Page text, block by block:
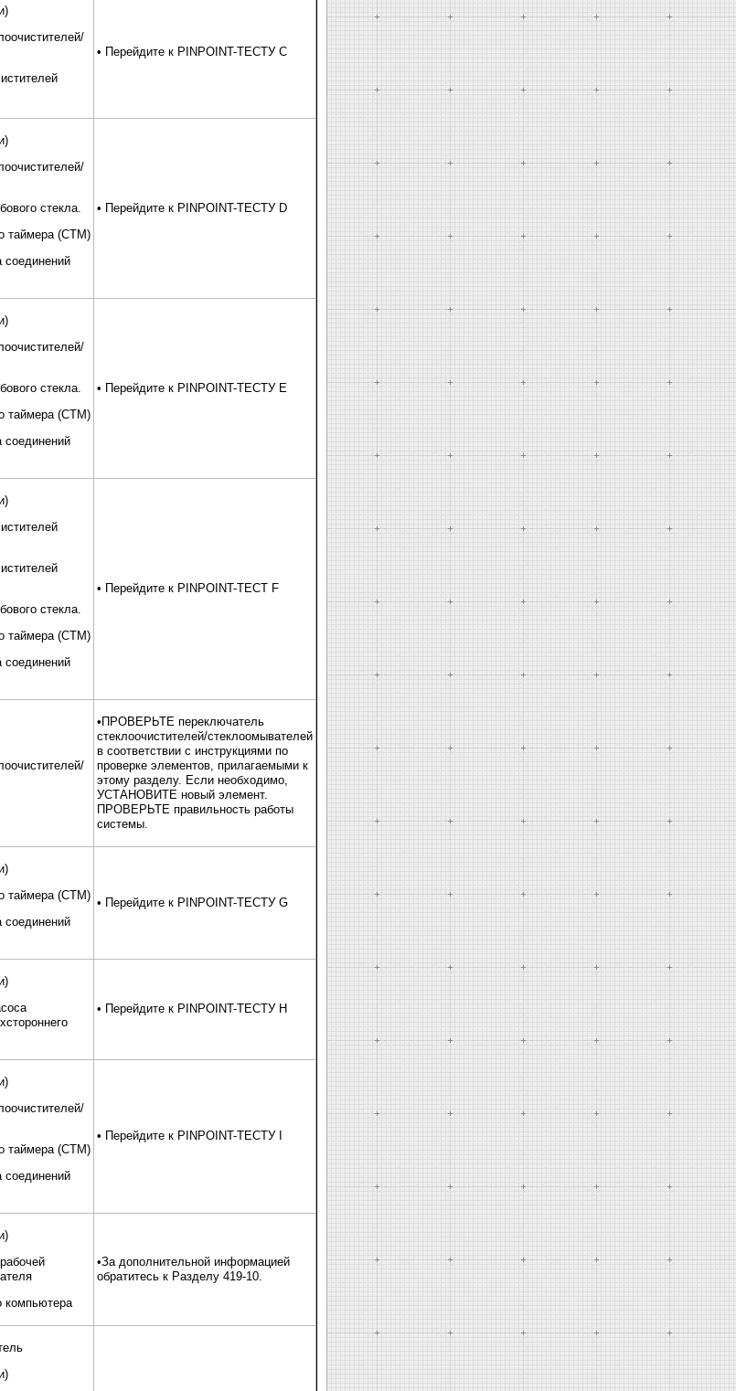
• Перейдите к PINPOINT-ТЕСТУ C
стекла.
таймера (CTM)
соединений
• Перейдите к PINPOINT-ТЕСТУ D
стекла.
таймера (CTM)
соединений
• Перейдите к PINPOINT-ТЕСТУ E
стекла.
таймера (CTM)
соединений
• Перейдите к PINPOINT-ТЕСТ F
•ПРОВЕРЬТЕ переключатель
стеклоочистителей/стеклоомывателей
в соответствии с инструкциями по
проверке элементов, прилагаемыми к
этому разделу. Если необходимо,
УСТАНОВИТЕ новый элемент.
ПРОВЕРЬТЕ правильность работы
системы.
таймера (CTM)
соединений
• Перейдите к PINPOINT-ТЕСТУ G
• Перейдите к PINPOINT-ТЕСТУ H
таймера (CTM)
соединений
• Перейдите к PINPOINT-ТЕСТУ I
компьютера
•За дополнительной информацией
обратитесь к Разделу 419-10.